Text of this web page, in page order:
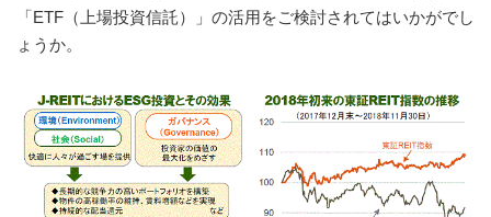
「ETF（上場投資信託）」の活用をご検討されてはいかがでし
ょうか。